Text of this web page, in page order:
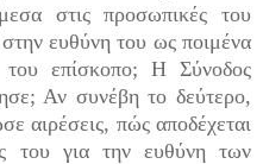
στις προσωπικές του
ευθύνη του ως ποιμένα
του επίσκοπο; Η Σύνοδος
Αν συνέβη το δεύτερο,
αιρέσεις, πώς αποδέχεται
του για την ευθύνη των